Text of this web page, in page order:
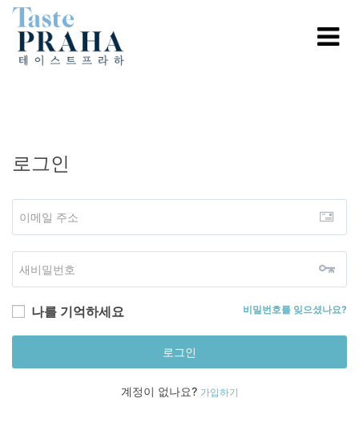
로그인
나를 기억하세요 비밀번호를 잊으셨나요?
로그인
계정이 없나요? 가입하기